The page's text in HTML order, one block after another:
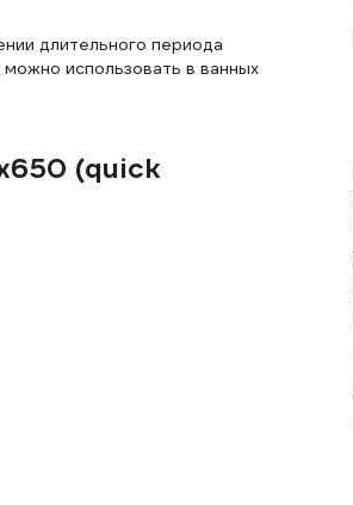
длительного периода
использовать в ванных
(quick